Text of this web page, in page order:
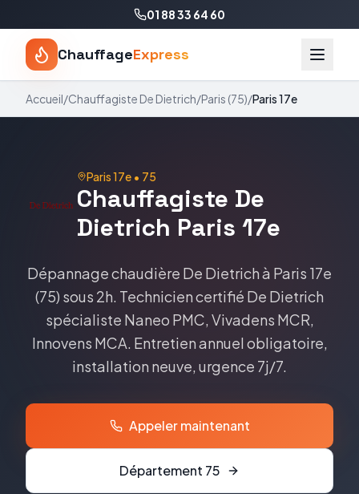
01 88 33 64 60
ChauffageExpress
Accueil/Chauffagiste De Dietrich/Paris (75)/Paris 17e
Paris 17e • 75
Chauffagiste De
Dietrich Paris 17e
Dépannage chaudière De Dietrichà Paris 17e
(75) sous 2h. Technicien certifié De Dietrich
spécialiste Naneo PMC, Vivadens MCR,
Innovens MCA. Entretien annuel obligatoire,
installation neuve, urgence 7j/7.
Appeler maintenant
Département 75